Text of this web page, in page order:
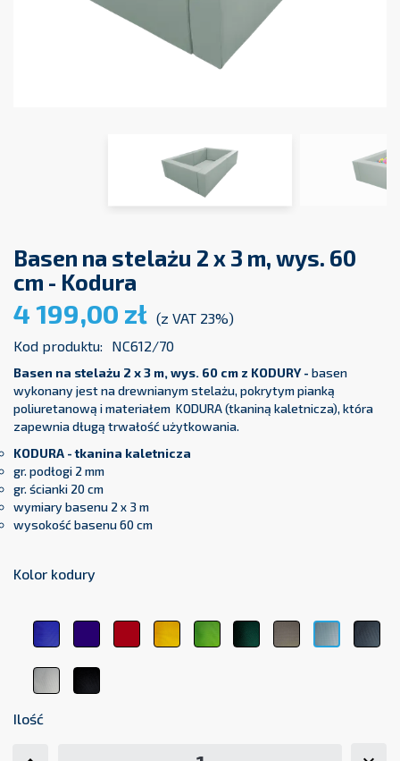
Basen na stelażu 2 x 3 m, wys. 60
cm - Kodura
4 199,00 zł (z VAT 23%)
Kod produktu:
NC612/70
Basen na stelażu 2 x 3 m, wys. 60 cm z KODURY - basen
wykonany jest na drewnianym stelażu, pokrytym pianką
poliuretanową i materiałem KODURA (tkaniną kaletnicza), która
zapewnia długą trwałość użytkowania.
KODURA - tkanina kaletnicza
gr. podłogi 2 mm
gr. ścianki 20 cm
wymiary basenu 2 x 3 m
wysokość basenu 60 cm
Kolor kodury
Niebieski
82
Granatowy
18
Czerwony
04
Żółty
23
Limonka
48
Butelkowa
Zieleń
Beżowy
44
70
17
Biały
01
11
Ilość